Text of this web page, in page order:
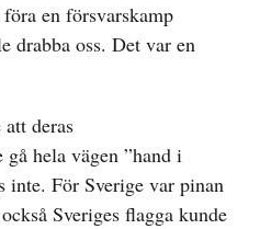
en försvarskamp
drabba oss. Det var en
deras
hela vägen ”hand i
inte. För Sverige var pinan
Sveriges flagga kunde